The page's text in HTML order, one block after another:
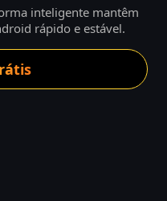
inteligente mantêm
rápido e estável.